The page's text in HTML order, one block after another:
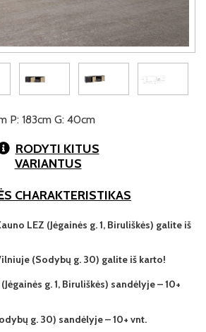
P: 183cm G: 40cm
RODYTI KITUS
VARIANTUS
CHARAKTERISTIKAS
LEZ (Jėgainės g. 1, Biruliškės) galite iš
(Sodybų g. 30) galite iš karto!
g. 1, Biruliškės) sandėlyje – 10+
g. 30) sandėlyje – 10+ vnt.